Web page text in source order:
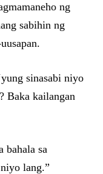
ng
sabihin ng
sinasabi niyo
Baka kailangan
bahala sa
lang.”